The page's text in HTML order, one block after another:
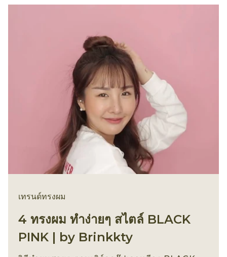
เทรนด์ทรงผม
4 ทรงผม ทำง่ายๆ สไตล์ BLACK
PINK | by Brinkkty